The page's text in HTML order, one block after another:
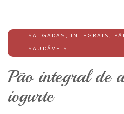
SALGADAS, INTEGRAIS,
SAUDÁVEIS
Pão integral de
iogurte